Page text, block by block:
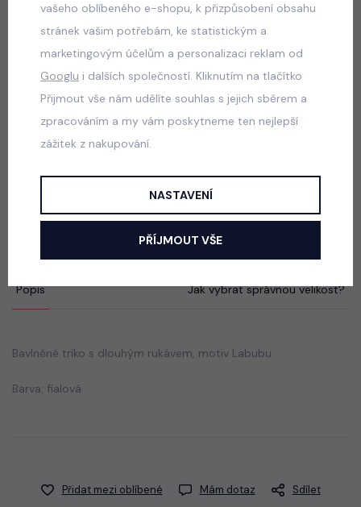
Six Seven triko bílé
skladem
50 Kč
Velikonoční HUNTRIX triko černé
50 Kč
Popis Jak vybrat správnou velikost?
Bavlněné triko s dlouhým rukávem, motiv Labubu.
Barva: fialová
Přidat mezi oblíbené Mám dotaz Sdílet
vašeho oblíbeného e-shopu, k přizpůsobení obsahu
stránek vašim potřebám, ke statistickým a
marketingovým účelům a personalizaci reklam od
Googlu i dalších společností. Kliknutím na tlačítko
Přijmout vše nám udělíte souhlas s jejich sběrem a
zpracováním a my vám poskytneme ten nejlepší
zážitek z nakupování.
NASTAVENÍ
PŘÍJMOUT VŠE